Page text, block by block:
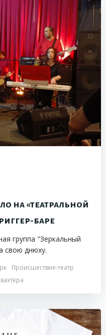
на «театральной
баре
группа "Зеркальный
свою днюху.
Происшествие-театр